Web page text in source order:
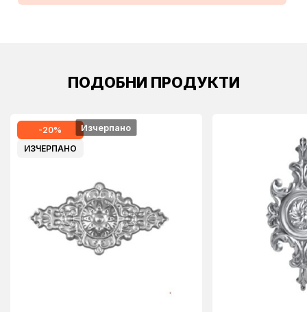
ПОДОБНИ ПРОДУКТИ
-20%
ИЗЧЕРПАНО
Изчерпано